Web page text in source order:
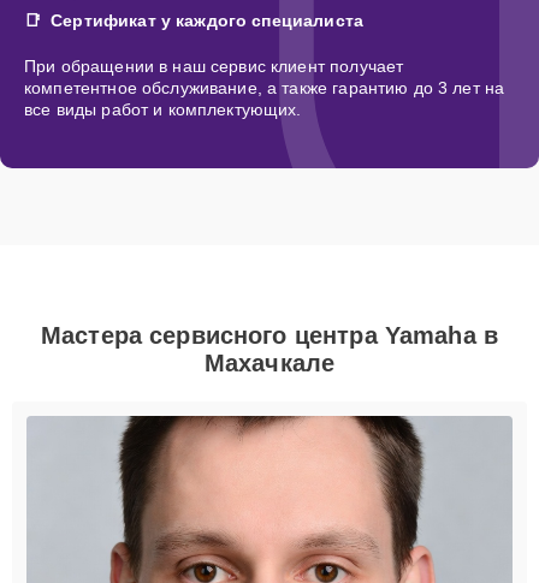
Сертификат у каждого специалиста
При обращении в наш сервис клиент получает
компетентное обслуживание, а также гарантию до 3 лет на
все виды работ и комплектующих.
Мастера сервисного центра Yamaha в
Махачкале